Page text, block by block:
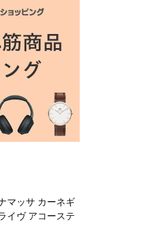
マッサ カーネギ
イヴ アコーステ